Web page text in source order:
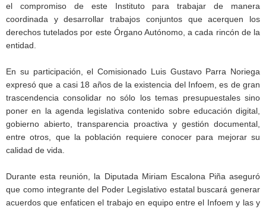
el compromiso de este Instituto para trabajar de manera
coordinada y desarrollar trabajos conjuntos que acerquen los
derechos tutelados por este Órgano Autónomo, a cada rincón de la
entidad.
En su participación, el Comisionado Luis Gustavo Parra Noriega
expresó que a casi 18 años de la existencia del Infoem, es de gran
trascendencia consolidar no sólo los temas presupuestales sino
poner en la agenda legislativa contenido sobre educación digital,
gobierno abierto, transparencia proactiva y gestión documental,
entre otros, que la población requiere conocer para mejorar su
calidad de vida.
Durante esta reunión, la Diputada Miriam Escalona Piña aseguró
que como integrante del Poder Legislativo estatal buscará generar
acuerdos que enfaticen el trabajo en equipo entre el Infoem y las y